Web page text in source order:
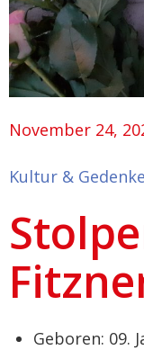
November 24,
Kultur &
Geboren: 09.